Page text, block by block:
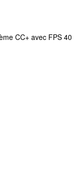
CC+ avec FPS 40